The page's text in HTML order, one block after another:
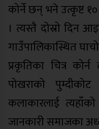
कोर्ने छन् भने उत्कृष्ट
। त्यस्तै दोस्रो दिन
गाउँपालिकास्थित
प्रकृतिका चित्र
पोखराको
कलाकारलाई
जानकारी समाजका